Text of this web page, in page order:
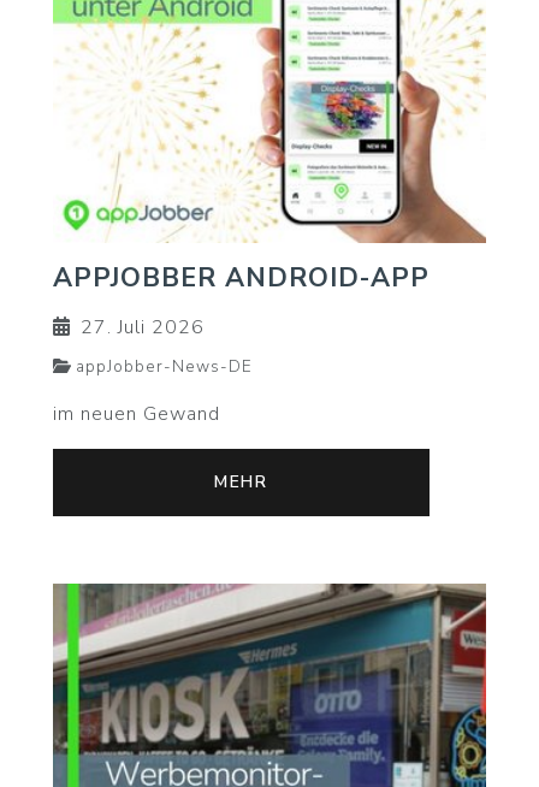
APPJOBBER ANDROID-APP
27. Juli 2026
appJobber-News-DE
im neuen Gewand
MEHR